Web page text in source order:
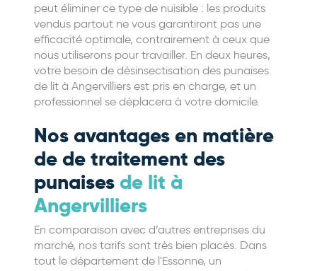
peut éliminer ce type de nuisible : les produits
vendus partout ne vous garantiront pas une
efficacité optimale, contrairement à ceux que
nous utiliserons pour travailler. En deux heures,
votre besoin de désinsectisation des punaises
de lit à Angervilliers est pris en charge, et un
professionnel se déplacera à votre domicile.
Nos avantages en matière
de de traitement des
punaises de lit à
Angervilliers
En comparaison avec d’autres entreprises du
marché, nos tarifs sont très bien placés. Dans
tout le département de l'Essonne, un